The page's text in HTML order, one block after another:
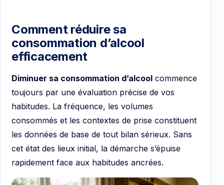
Comment réduire sa
consommation d’alcool
efficacement
Diminuer sa consommation d’alcool commence
toujours par une évaluation précise de vos
habitudes. La fréquence, les volumes
consommés et les contextes de prise constituent
les données de base de tout bilan sérieux. Sans
cet état des lieux initial, la démarche s’épuise
rapidement face aux habitudes ancrées.